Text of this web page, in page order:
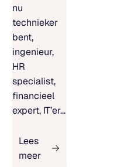
nu
technieker
bent,
ingenieur,
HR
specialist,
financieel
expert, IT’er...
Lees
meer